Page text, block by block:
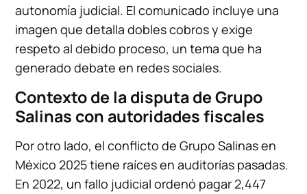
autonomía judicial. El comunicado incluye una
imagen que detalla dobles cobros y exige
respeto al debido proceso, un tema que ha
generado debate en redes sociales.
Contexto de la disputa de Grupo
Salinas con autoridades fiscales
Por otro lado, el conflicto de Grupo Salinas en
México 2025 tiene raíces en auditorías pasadas.
En 2022, un fallo judicial ordenó pagar 2,447